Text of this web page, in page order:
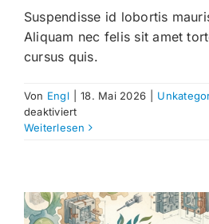
Suspendisse id lobortis
Aliquam nec felis sit amet
cursus quis.
Von Engl 18. Mai 2026
deaktiviertfür
Klimalauf
Weiterlesen